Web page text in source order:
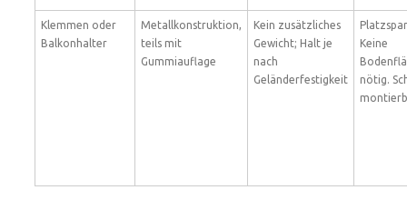
Klemmen oder
Balkonhalter
Metallkonstruktion,
teils mit
Gummiauflage
Kein zusätzliches
Gewicht; Halt je
nach
Geländerfestigkeit
Keine
nötig.